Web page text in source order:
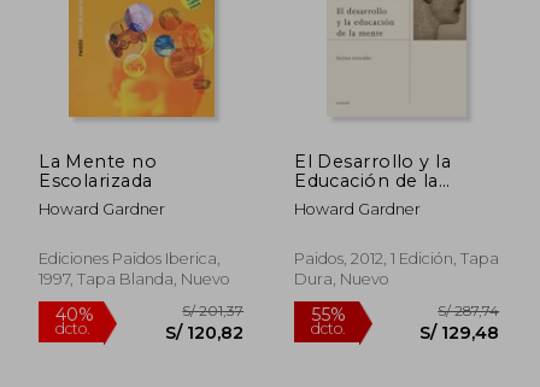
La Mente no
Escolarizada
Howard Gardner
Ediciones Paidos Iberica,
1997, Tapa Blanda, Nuevo
El Desarrollo y la
Educación de la
Mente
Howard Gardner
Paidos, 2012, 1 Edición, Tapa
Dura, Nuevo